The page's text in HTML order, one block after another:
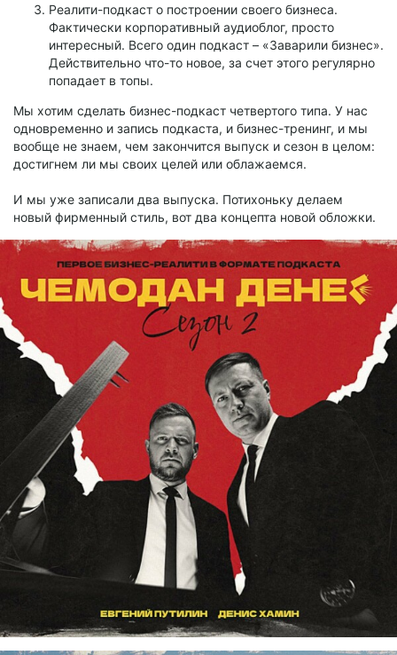
Реалити-подкаст о построении своего бизнеса.
Фактически корпоративный аудиоблог, просто
интересный. Всего один подкаст – «Заварили бизнес».
Действительно что-то новое, за счет этого регулярно
попадает в топы.
Мы хотим сделать бизнес-подкаст четвертого типа. У нас
одновременно и запись подкаста, и бизнес-тренинг, и мы
вообще не знаем, чем закончится выпуск и сезон в целом:
достигнем ли мы своих целей или облажаемся.
И мы уже записали два выпуска. Потихоньку делаем
новый фирменный стиль, вот два концепта новой обложки.